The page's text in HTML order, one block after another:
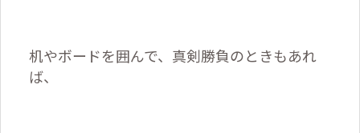
机やボードを囲んで、真剣勝負のときもあれ
ば、